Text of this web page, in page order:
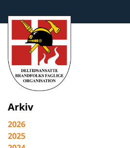
Arkiv
2026
2025